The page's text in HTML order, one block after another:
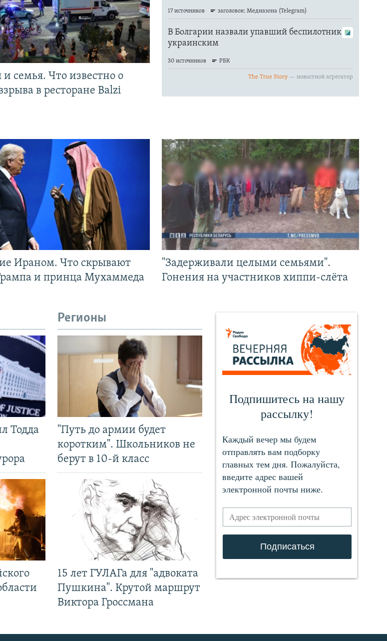
и семья. Что известно о
в ресторане Balzi
Ираном. Что скрывают
и принца Мухаммеда
"Задерживали целыми семьями".
Гонения на участников хиппи-слёта
Тодда
Регионы
"Путь до армии будет
коротким". Школьников не
берут в 10-й класс
15 лет ГУЛАГа для "адвоката
Пушкина". Крутой маршрут
Виктора Гроссмана